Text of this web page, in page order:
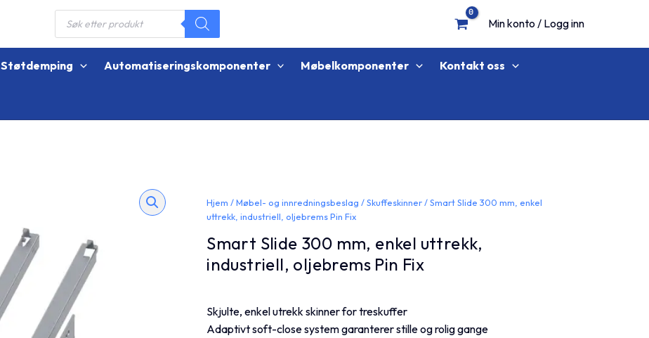
Products
search
Min konto / Logg inn
Støtdemping Automatiseringskomponenter Møbelkomponenter Kontakt oss
Hjem /Møbel- og innredningsbeslag /Skuffeskinner/ Smart Slide 300 mm, enkel
uttrekk, industriell, oljebrems Pin Fix
Smart Slide 300 mm, enkel uttrekk,
industriell, oljebrems Pin Fix
Skjulte, enkel utrekk skinner for treskuffer
Adaptivt soft-close system garanterer stille og rolig gange